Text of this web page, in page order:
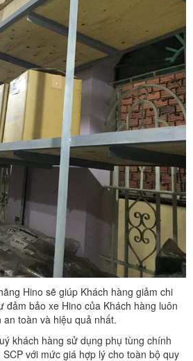
Hino sẽ giúp Khách hàng giảm chi
đảm bảo xe Hino của Khách hàng luôn
toàn và hiệu quả nhất.
khách hàng sử dụng phụ tùng chính
với mức giá hợp lý cho toàn bộ quy